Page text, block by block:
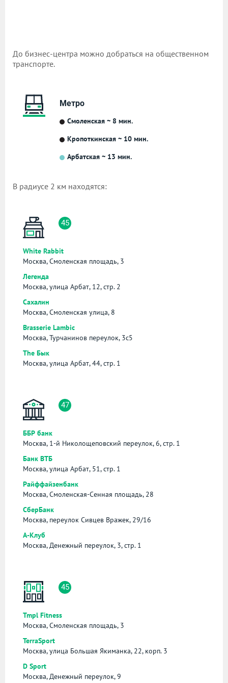
До бизнес-центра можно добраться на общественном
транспорте.
Метро
Смоленская ~ 8 мин.
Кропоткинская ~ 10 мин.
Арбатская ~ 13 мин.
В радиусе 2 км находятся:
45
White Rabbit
Москва, Смоленская площадь, 3
Легенда
Москва, улица Арбат, 12, стр. 2
Сахалин
Москва, Смоленская улица, 8
Brasserie Lambic
Москва, Турчанинов переулок, 3с5
The Бык
Москва, улица Арбат, 44, стр. 1
47
ББР банк
Москва, 1-й Николощеповский переулок, 6, стр. 1
Банк ВТБ
Москва, улица Арбат, 51, стр. 1
Райффайзенбанк
Москва, Смоленская-Сенная площадь, 28
СберБанк
Москва, переулок Сивцев Вражек, 29/16
А-Клуб
Москва, Денежный переулок, 3, стр. 1
45
Tmpl Fitness
Москва, Смоленская площадь, 3
TerraSport
Москва, улица Большая Якиманка, 22, корп. 3
D Sport
Москва, Денежный переулок, 9